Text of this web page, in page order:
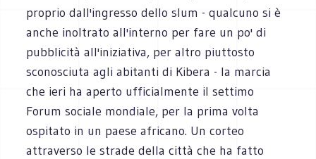
proprio dall'ingresso dello slum - qualcuno si è
anche inoltrato all'interno per fare un po' di
pubblicità all'iniziativa, per altro piuttosto
sconosciuta agli abitanti di Kibera - la marcia
che ieri ha aperto ufficialmente il settimo
Forum sociale mondiale, per la prima volta
ospitato in un paese africano. Un corteo
attraverso le strade della città che ha fatto